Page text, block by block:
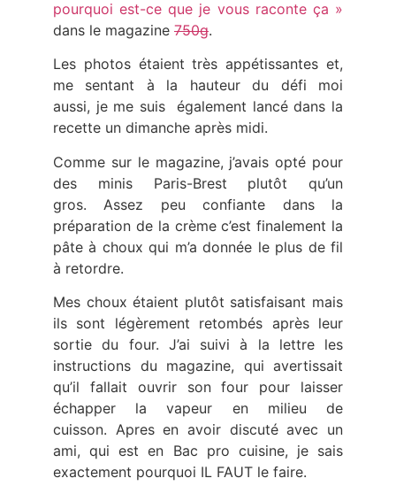
pourquoi est-ce que je vous raconte ça »
dans le magazine 750g.
Les photos étaient très appétissantes et,
me sentant à la hauteur du défi moi
aussi, je me suis également lancé dans la
recette un dimanche après midi.
Comme sur le magazine, j’avais opté pour
des minis Paris-Brest plutôt qu’un
gros. Assez peu confiante dans la
préparation de la crème c’est finalement la
pâte à choux qui m’a donnée le plus de fil
à retordre.
Mes choux étaient plutôt satisfaisant mais
ils sont légèrement retombés après leur
sortie du four. J’ai suivi à la lettre les
instructions du magazine, qui avertissait
qu’il fallait ouvrir son four pour laisser
échapper la vapeur en milieu de
cuisson. Apres en avoir discuté avec un
ami, qui est en Bac pro cuisine, je sais
exactement pourquoi IL FAUT le faire.